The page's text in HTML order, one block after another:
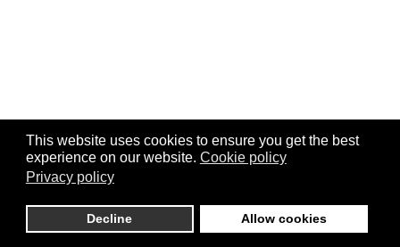
This website uses cookies to ensure you get the best
experience on our website. Cookie policy
Privacy policy
Decline Allow cookies